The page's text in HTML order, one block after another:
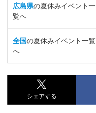
広島県の夏休みイベント一
覧へ
全国の夏休みイベント一覧
へ
シェアする